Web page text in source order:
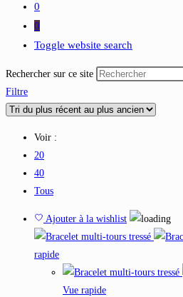
0
0
Toggle website search
Rechercher sur ce site
Filtre
Voir :
20
40
Tous
Ajouter à la wishlist
rapide
Vue rapide